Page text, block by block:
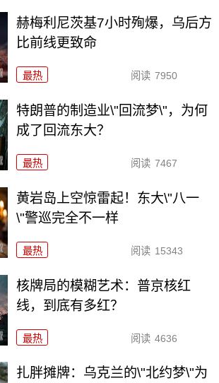
赫梅利尼茨基7小时殉爆，乌后方
比前线更致命
最热 阅读 7950
特朗普的制造业\"回流梦\"，为何
成了回流东大？
最热 阅读 7467
黄岩岛上空惊雷起！东大\"八一
\"警巡完全不一样
最热 阅读 15343
核牌局的模糊艺术：普京核红
线，到底有多红？
最热 阅读 4636
扎胖摊牌：乌克兰的\"北约梦\"为